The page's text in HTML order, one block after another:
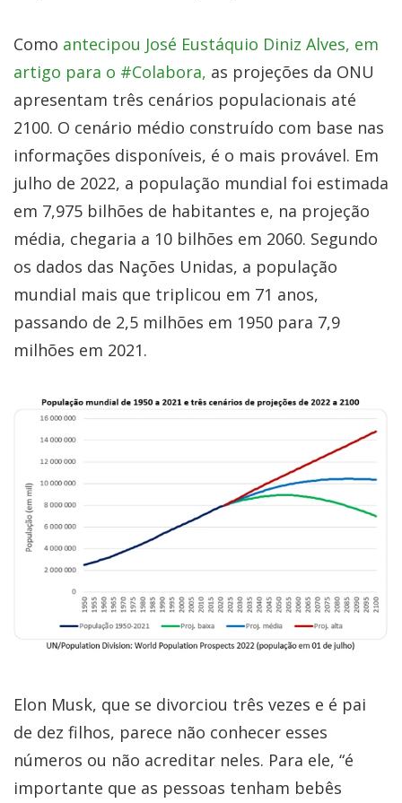
Como antecipou José Eustáquio Diniz Alves, em
artigo para o #Colabora, as projeções da ONU
apresentam três cenários populacionais até
2100. O cenário médio construído com base nas
informações disponíveis, é o mais provável. Em
julho de 2022, a população mundial foi estimada
em 7,975 bilhões de habitantes e, na projeção
média, chegaria a 10 bilhões em 2060. Segundo
os dados das Nações Unidas, a população
mundial mais que triplicou em 71 anos,
passando de 2,5 milhões em 1950 para 7,9
milhões em 2021.
Elon Musk, que se divorciou três vezes e é pai
de dez filhos, parece não conhecer esses
números ou não acreditar neles. Para ele, “é
importante que as pessoas tenham bebês